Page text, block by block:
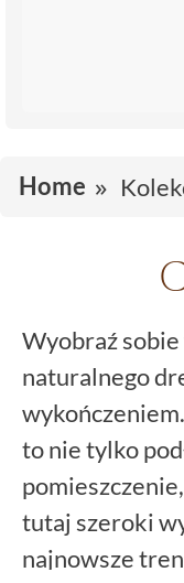
Home
Wyobraź
naturalnego
to nie tylko
tutaj szeroki
najnowsze